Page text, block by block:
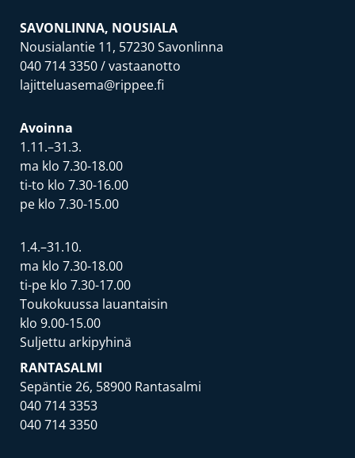
SAVONLINNA, NOUSIALA
Nousialantie 11, 57230 Savonlinna
040 714 3350/ vastaanotto
lajitteluasema@rippee.fi
Avoinna
1.11.–31.3.
ma klo 7.30-18.00
ti-to klo 7.30-16.00
pe klo 7.30-15.00
1.4.–31.10.
ma klo 7.30-18.00
ti-pe klo 7.30-17.00
Toukokuussa lauantaisin
klo 9.00-15.00
Suljettu arkipyhinä
RANTASALMI
Sepäntie 26, 58900 Rantasalmi
040 714 3353
040 714 3350